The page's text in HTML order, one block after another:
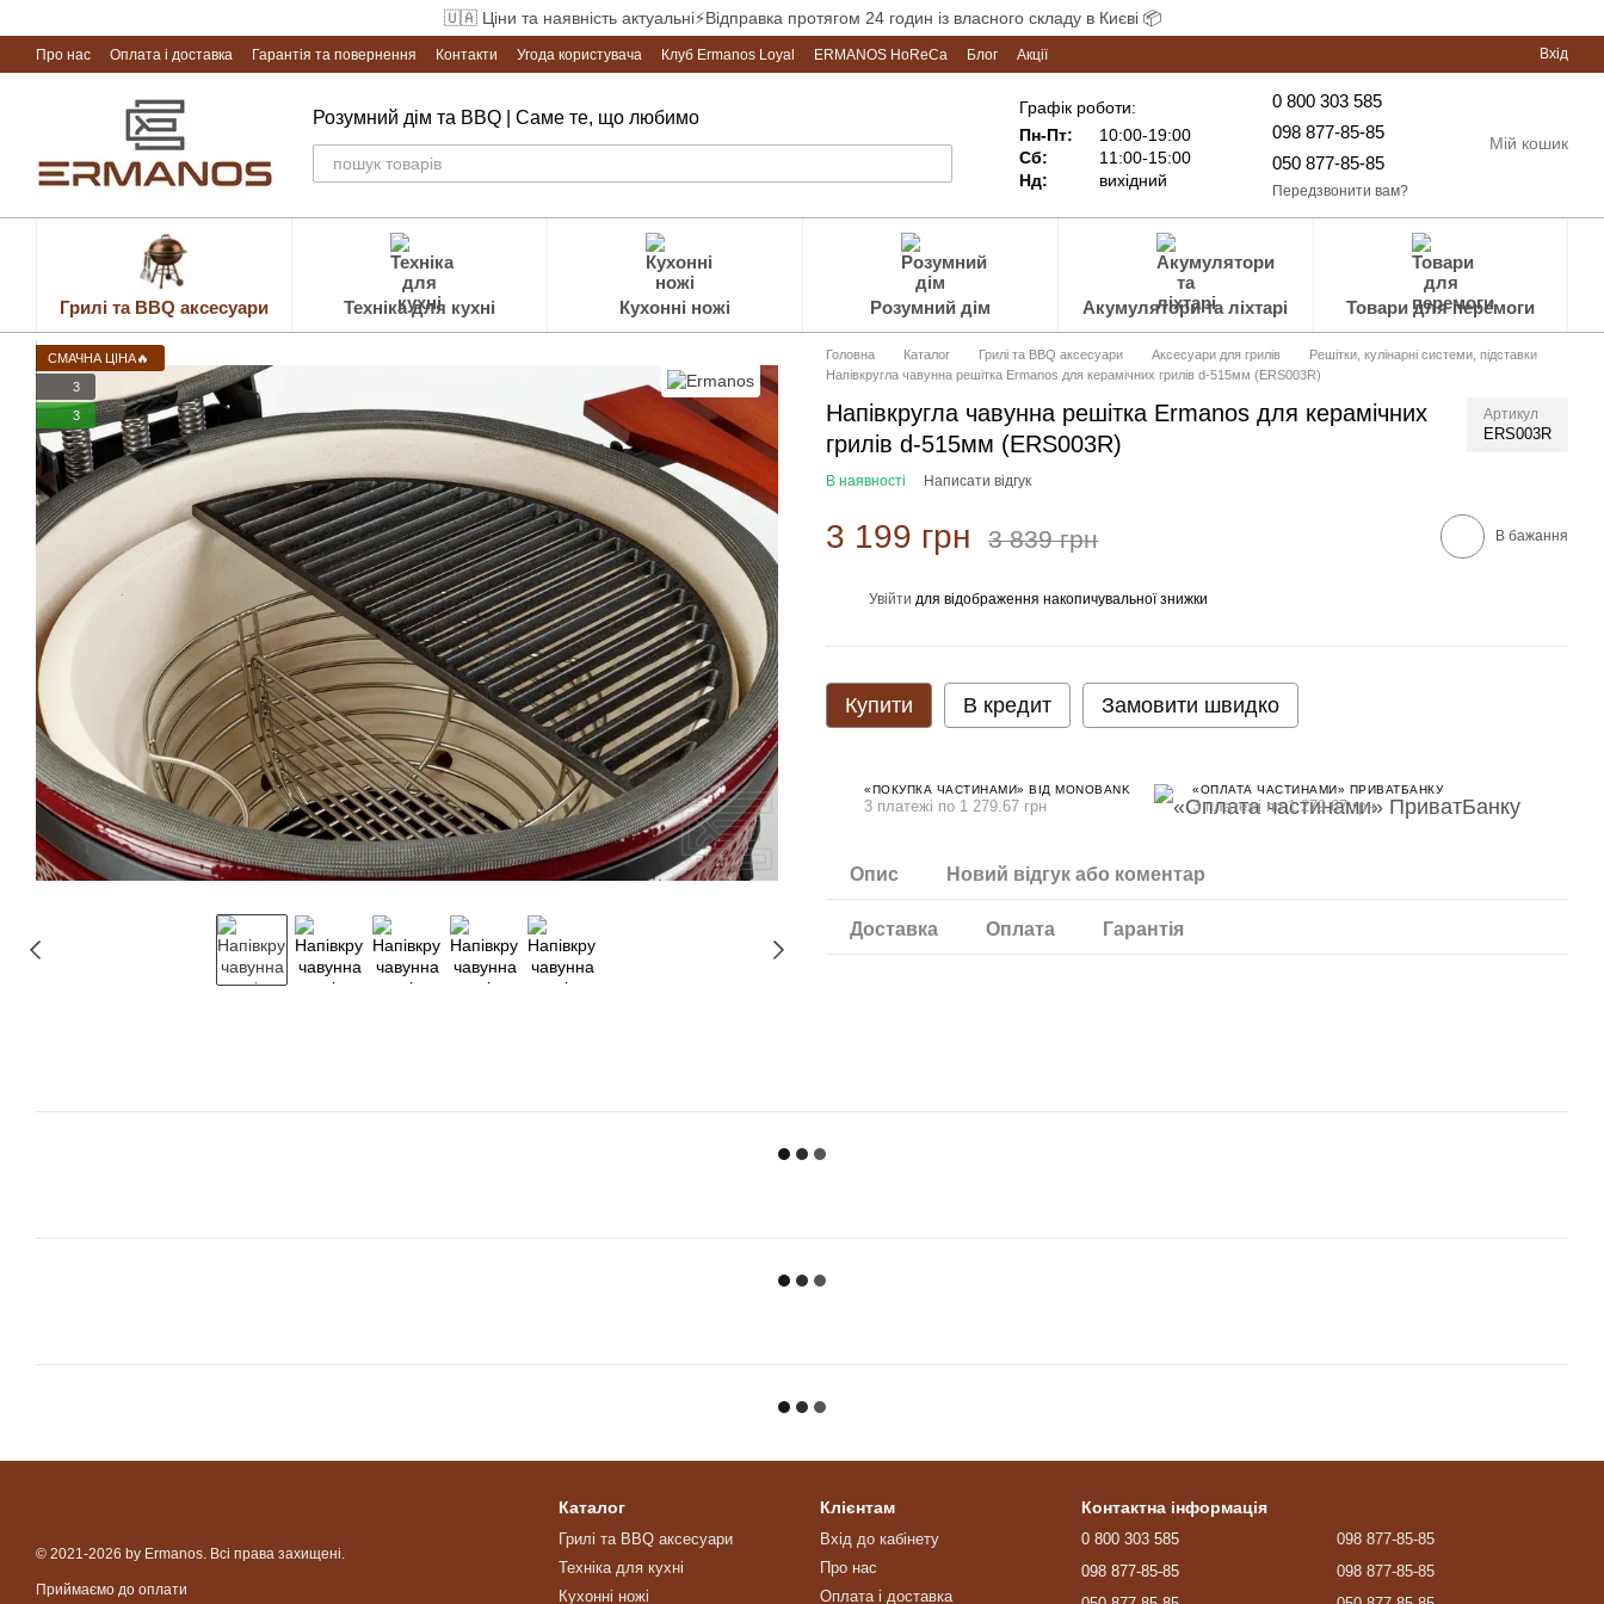
🇺🇦 Ціни та наявність актуальні⚡Відправка протягом 24 годин із власного складу в Києві 📦
Про нас Оплата і доставка Гарантія та повернення Контакти Угода користувача Клуб Ermanos Loyal ERMANOS HoReCa Блог Акції Вхід
Розумний дім та BBQ | Саме те, що любимо
Графік роботи:
Пн-Пт:
10:00-19:00
Сб:
11:00-15:00
Нд:
вихідний
0 800 303 585
098 877-85-85
050 877-85-85
Передзвонити вам?
Мій кошик
Грилі та BBQ аксесуари Техніка для кухні Кухонні ножі Розумний дім Акумулятори та ліхтарі Товари для перемоги
СМАЧНА ЦІНА🔥
3
3
Головна Каталог Грилі та BBQ аксесуари Аксесуари для грилів
Решітки, кулінарні системи, підставки
Напівкругла чавунна решітка Ermanos для керамічних грилів d-515мм (ERS003R)
Напівкругла чавунна решітка Ermanos для керамічних
грилів d-515мм (ERS003R)
Артикул
ERS003R
В наявності Написати відгук
3 199 грн 3 839 грн В бажання
Увійти для відображення накопичувальної знижки
Купити В кредит Замовити швидко
«ПОКУПКА ЧАСТИНАМИ» ВІД MONOBANK
3 платежі по 1 279.67 грн
«ОПЛАТА ЧАСТИНАМИ» ПРИВАТБАНКУ
3 платежі по 1 279.67 грн
Опис Новий відгук або коментар
Доставка Оплата Гарантія
© 2021-2026 by Ermanos. Всі права захищені.
Приймаємо до оплати
Каталог
Грилі та BBQ аксесуари
Техніка для кухні
Кухонні ножі
Клієнтам
Вхід до кабінету
Про нас
Оплата і доставка
Контактна інформація
0 800 303 585
098 877-85-85
098 877-85-85
098 877-85-85